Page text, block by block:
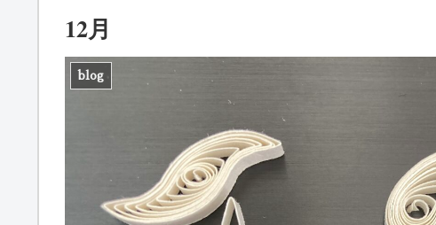
12月
blog